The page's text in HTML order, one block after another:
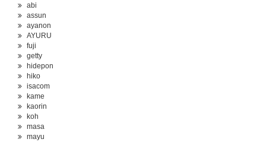
abi
assun
ayanon
AYURU
fuji
getty
hidepon
hiko
isacom
kame
kaorin
koh
masa
mayu